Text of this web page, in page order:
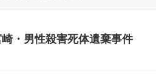
・男性殺害死体遺棄事件